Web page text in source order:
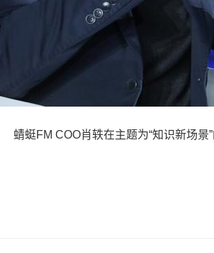
蜻蜓FM COO肖轶在主题为“知识新场景